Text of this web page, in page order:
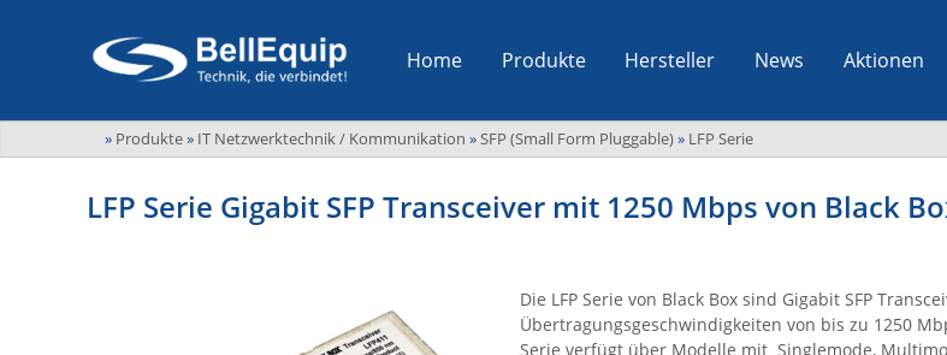
Home Produkte Hersteller News Aktionen
» Produkte» IT Netzwerktechnik / Kommunikation »SFP (Small Form Pluggable)» LFP Serie
LFP Serie Gigabit SFP Transceiver mit 1250 Mbps von Black
Die LFP Serie von Black Box sind Gigabit SFP
Übertragungsgeschwindigkeiten von bis zu 1250
Serie verfügt über Modelle mit Singlemode,